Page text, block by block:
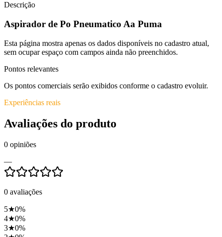
Descrição
Aspirador de Po Pneumatico Aa Puma
Esta página mostra apenas os dados disponíveis no cadastro atual,
sem ocupar espaço com campos ainda não preenchidos.
Pontos relevantes
Os pontos comerciais serão exibidos conforme o cadastro evoluir.
Experiências reais
Avaliações do produto
0 opiniões
—
0 avaliações
5★0%
4★0%
3★0%